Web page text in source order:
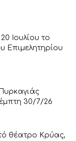
Ιουλίου το
Επιμελητηρίου
30/7/26
θέατρο Κρύας,